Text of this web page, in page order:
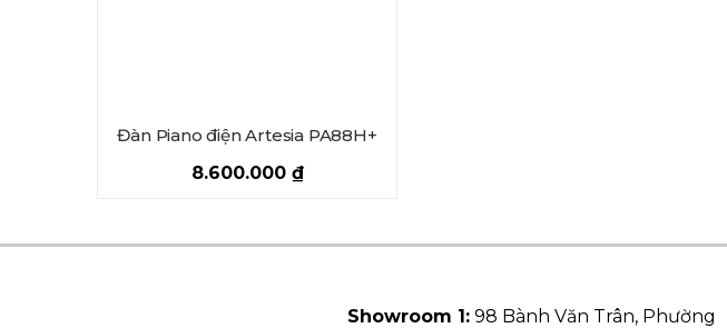
Đàn Piano điện Artesia PA88H+
8.600.000 ₫
Showroom 1: 98 Bành Văn Trân, Phường